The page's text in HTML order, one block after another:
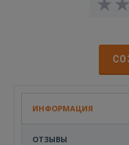
ИНФОРМАЦИЯ
ОТЗЫВЫ